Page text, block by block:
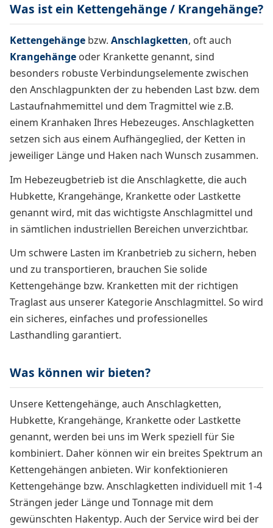
Was ist ein Kettengehänge / Krangehänge?
Kettengehänge bzw. Anschlagketten, oft auch
Krangehänge oder Krankette genannt, sind
besonders robuste Verbindungselemente zwischen
den Anschlagpunkten der zu hebenden Last bzw. dem
Lastaufnahmemittel und dem Tragmittel wie z.B.
einem Kranhaken Ihres Hebezeuges. Anschlagketten
setzen sich aus einem Aufhängeglied, der Ketten in
jeweiliger Länge und Haken nach Wunsch zusammen.
Im Hebezeugbetrieb ist die Anschlagkette, die auch
Hubkette, Krangehänge, Krankette oder Lastkette
genannt wird, mit das wichtigste Anschlagmittel und
in sämtlichen industriellen Bereichen unverzichtbar.
Um schwere Lasten im Kranbetrieb zu sichern, heben
und zu transportieren, brauchen Sie solide
Kettengehänge bzw. Kranketten mit der richtigen
Traglast aus unserer Kategorie Anschlagmittel. So wird
ein sicheres, einfaches und professionelles
Lasthandling garantiert.
Was können wir bieten?
Unsere Kettengehänge, auch Anschlagketten,
Hubkette, Krangehänge, Krankette oder Lastkette
genannt, werden bei uns im Werk speziell für Sie
kombiniert. Daher können wir ein breites Spektrum an
Kettengehängen anbieten. Wir konfektionieren
Kettengehänge bzw. Anschlagketten individuell mit 1-4
Strängen jeder Länge und Tonnage mit dem
gewünschten Hakentyp. Auch der Service wird bei der